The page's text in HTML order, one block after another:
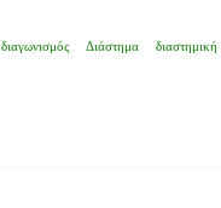
διαγωνισμός Διάστημα διαστημική